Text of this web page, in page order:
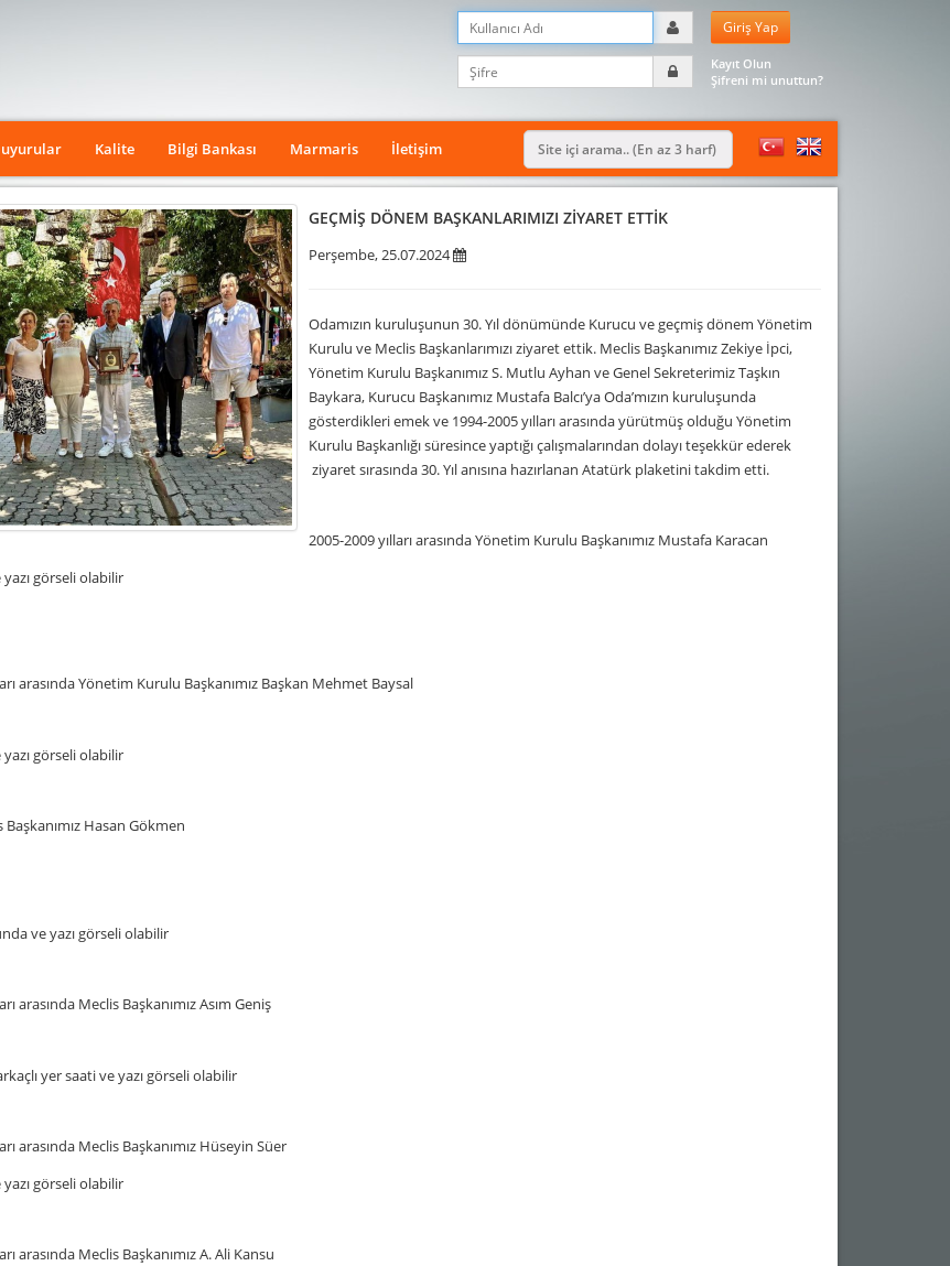
Kayıt Olun
Şifreni mi unuttun?
Kalite Bilgi Bankası Marmaris İletişim
GEÇMİŞ DÖNEM BAŞKANLARIMIZI ZİYARET ETTİK
Perşembe, 25.07.2024
Odamızın kuruluşunun 30. Yıl dönümünde Kurucu ve geçmiş dönem Yönetim
Kurulu ve Meclis Başkanlarımızı ziyaret ettik. Meclis Başkanımız Zekiye İpci,
Yönetim Kurulu Başkanımız S. Mutlu Ayhan ve Genel Sekreterimiz Taşkın
Baykara, Kurucu Başkanımız Mustafa Balcı’ya Oda’mızın kuruluşunda
gösterdikleri emek ve 1994-2005 yılları arasında yürütmüş olduğu Yönetim
Kurulu Başkanlığı süresince yaptığı çalışmalarından dolayı teşekkür ederek
ziyaret sırasında 30. Yıl anısına hazırlanan Atatürk plaketini takdim etti.
2005-2009 yılları arasında Yönetim Kurulu Başkanımız Mustafa Karacan
arasında Yönetim Kurulu Başkanımız Başkan Mehmet Baysal
Hasan Gökmen
arasında Meclis Başkanımız Asım Geniş
arasında Meclis Başkanımız Hüseyin Süer
arasında Meclis Başkanımız A. Ali Kansu